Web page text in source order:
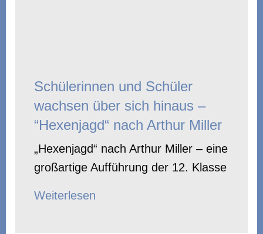
Schülerinnen und Schüler
wachsen über sich hinaus –
“Hexenjagd“ nach Arthur Miller
„Hexenjagd“ nach Arthur Miller – eine
großartige Aufführung der 12. Klasse
Weiterlesen